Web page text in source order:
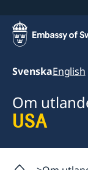
SvenskaEnglish
Om
USA